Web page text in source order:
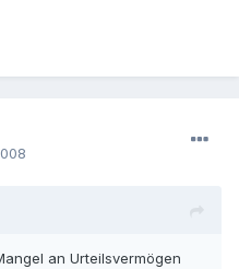
an Urteilsvermögen